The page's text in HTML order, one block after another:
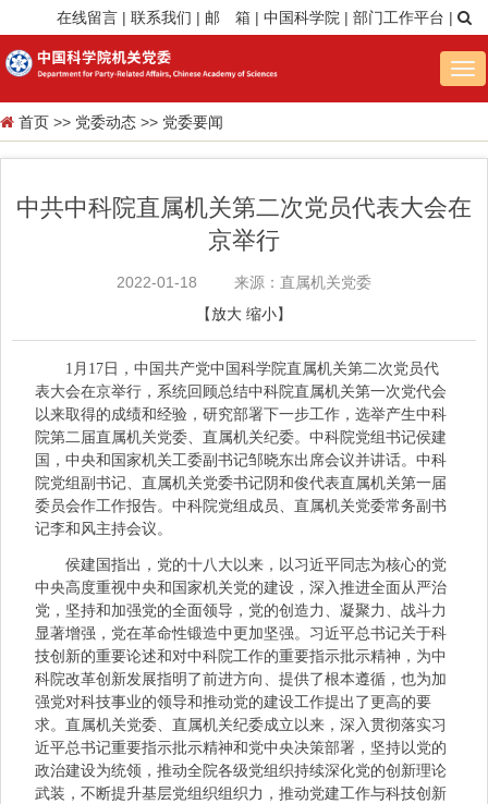
在线留言 | 联系我们 | 邮 箱 | 中国科学院 | 部门工作平台 |
首页 >> 党委动态 >> 党委要闻
中共中科院直属机关第二次党员代表大会在
京举行
2022-01-18
来源：直属机关党委
【放大 缩小】
1月17日，中国共产党中国科学院直属机关第二次党员代
表大会在京举行，系统回顾总结中科院直属机关第一次党代会
以来取得的成绩和经验，研究部署下一步工作，选举产生中科
院第二届直属机关党委、直属机关纪委。中科院党组书记侯建
国，中央和国家机关工委副书记邹晓东出席会议并讲话。中科
院党组副书记、直属机关党委书记阴和俊代表直属机关第一届
委员会作工作报告。中科院党组成员、直属机关党委常务副书
记李和风主持会议。
侯建国指出，党的十八大以来，以习近平同志为核心的党
中央高度重视中央和国家机关党的建设，深入推进全面从严治
党，坚持和加强党的全面领导，党的创造力、凝聚力、战斗力
显著增强，党在革命性锻造中更加坚强。习近平总书记关于科
技创新的重要论述和对中科院工作的重要指示批示精神，为中
科院改革创新发展指明了前进方向、提供了根本遵循，也为加
强党对科技事业的领导和推动党的建设工作提出了更高的要
求。直属机关党委、直属机关纪委成立以来，深入贯彻落实习
近平总书记重要指示批示精神和党中央决策部署，坚持以党的
政治建设为统领，推动全院各级党组织持续深化党的创新理论
武装，不断提升基层党组织组织力，推动党建工作与科技创新